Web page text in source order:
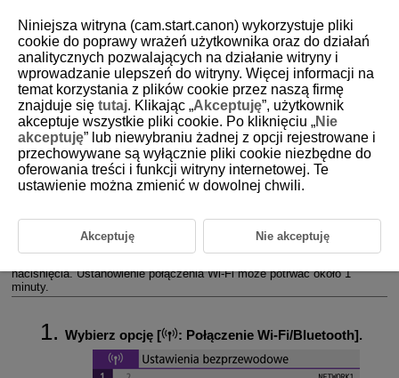
D101-150
Nawiązywanie połączeniaWi-Fiza
pośrednictwem punktów dostępu
Tryb punktu dostępu aparatu
W niniejszej części opisano sposób nawiązywania połączenia z siecią
przy użyciu punktu dostępu zgodnego z WPS (tryb PBC).
naciśnięcia. Ustanowienie połączeniaWi-Fimoże potrwać około 1
minuty.
Wybierz opcję [ : Połączenie Wi-Fi/Bluetooth].
Niniejsza witryna (cam.start.canon) wykorzystuje pliki
cookie do poprawy wrażeń użytkownika oraz do działań
analitycznych pozwalających na działanie witryny i
wprowadzanie ulepszeń do witryny. Więcej informacji na
temat korzystania z plików cookie przez naszą firmę
znajduje się tutaj. Klikając „Akceptuję”, użytkownik
akceptuje wszystkie pliki cookie. Po kliknięciu „Nie
akceptuję” lub niewybraniu żadnej z opcji rejestrowane i
przechowywane są wyłącznie pliki cookie niezbędne do
oferowania treści i funkcji witryny internetowej. Te
ustawienie można zmienić w dowolnej chwili.
Akceptuję Nie akceptuję